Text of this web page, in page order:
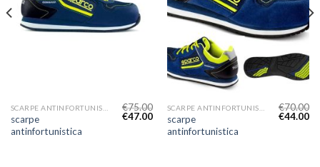
scarpe
antinfortunistica
€75.00
€47.00
scarpe
antinfortunistica
€70.00
€44.00